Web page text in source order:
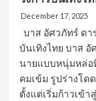
ฮอกกี้
น้ำ
ทีม
ชาติ
ไทย
ที่
December 17, 2025
บาส อัศวภัทร์ ดา
บันเทิงไทย บาส
นายแบบหนุ่มหล่อ
คมเข้ม รูปร่างโด
ตั้งแต่เริ่มก้าวเข้